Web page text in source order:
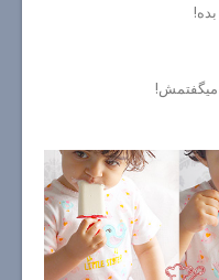
میگفتمش!